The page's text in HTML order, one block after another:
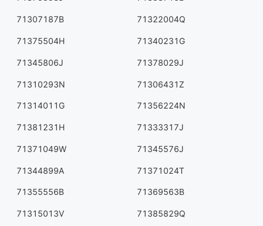
71307187B 71322004Q
71375504H 71340231G
71345806J 71378029J
71310293N 71306431Z
71314011G 71356224N
71381231H 71333317J
71371049W 71345576J
71344899A 71371024T
71355556B 71369563B
71315013V 71385829Q